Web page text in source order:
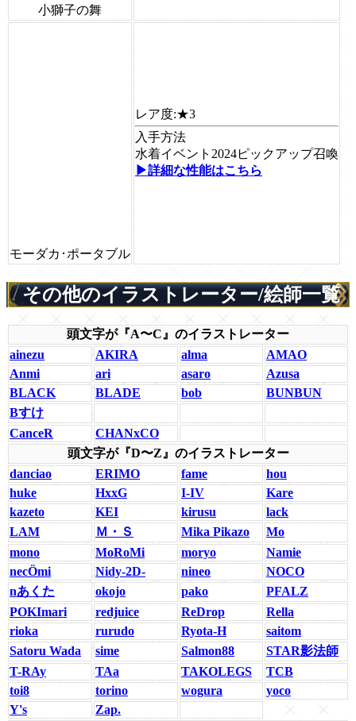
小獅子の舞
モーダカ･ポータブル
レア度:★3
入手方法
水着イベント2024ピックアップ召喚
▶詳細な性能はこちら
その他のイラストレーター/絵師一覧
頭文字が『A〜C』のイラストレーター
ainezu
AKIRA alma
AMAO
Anmi
ari asaro
Azusa
BLACK
BLADE bob
BUNBUN
Bすけ
CanceR
CHANxCO
頭文字が『D〜Z』のイラストレーター
danciao
ERIMO fame
hou
huke
HxxG I-IV
Kare
kazeto
KEI kirusu
lack
LAM
Ｍ・Ｓ Mika Pikazo
Mo
mono
MoRoMi moryo
Namie
necÖmi
Nidy-2D- nineo
NOCO
nあくた
okojo pako
PFALZ
POKImari
redjuice ReDrop
Rella
rioka
rurudo Ryota-H
saitom
Satoru Wada
sime Salmon88
STAR影法師
T-RAy
TAa TAKOLEGS
TCB
toi8
torino wogura
yoco
Y's
Zap.